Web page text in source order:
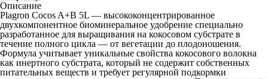
Описание
Plagron Cocos A+B 5L — высококонцентрированное
двухкомпонентное биоминеральное удобрение специально
разработанное для выращивания на кокосовом субстрате в
течение полного цикла — от вегетации до плодоношения.
Формула учитывает уникальные свойства кокосового волокна
как инертного субстрата, который не содержит собственных
питательных веществ и требует регулярной подкормки